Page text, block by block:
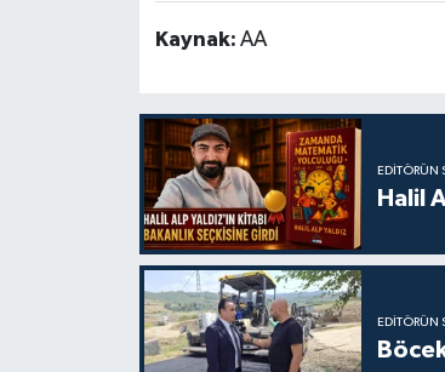
Kaynak: AA
EDITÖRÜN
Halil
EDITÖRÜN